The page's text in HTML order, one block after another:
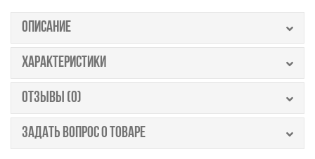
ОПИСАНИЕ
ХАРАКТЕРИСТИКИ
ОТЗЫВЫ (0)
ЗАДАТЬ ВОПРОС О ТОВАРЕ